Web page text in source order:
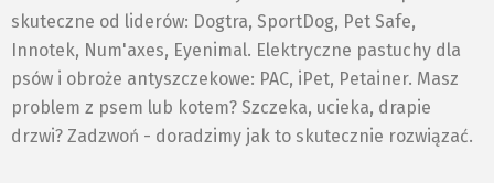
skuteczne od liderów: Dogtra, SportDog, Pet Safe,
Innotek, Num'axes, Eyenimal. Elektryczne pastuchy dla
psów i obroże antyszczekowe: PAC, iPet, Petainer. Masz
problem z psem lub kotem? Szczeka, ucieka, drapie
drzwi? Zadzwoń - doradzimy jak to skutecznie rozwiązać.